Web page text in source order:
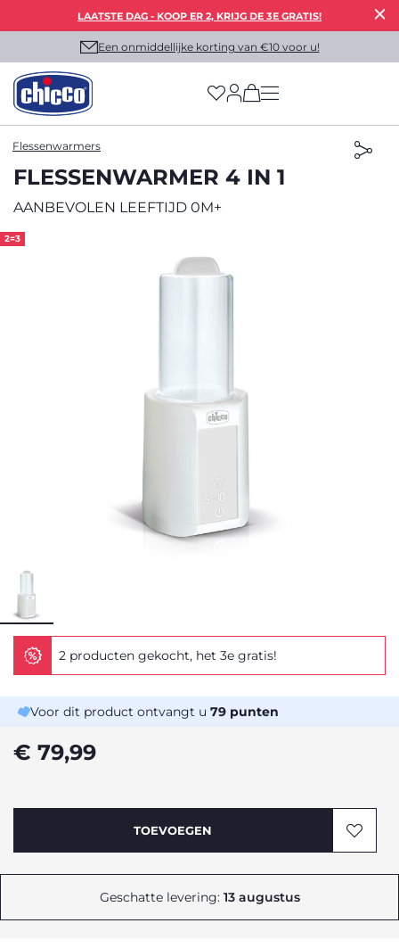
LAATSTE DAG - KOOP ER 2, KRIJG DE 3E GRATIS!
Een onmiddellijke korting van €10 voor u!
(has more options
Flessenwarmers
FLESSENWARMER 4 IN 1
AANBEVOLEN LEEFTIJD 0M+
2=3
2 producten gekocht, het 3e gratis!
Voor dit product ontvangt u 79 punten
€ 79,99
TOEVOEGEN
Geschatte levering: 13 augustus